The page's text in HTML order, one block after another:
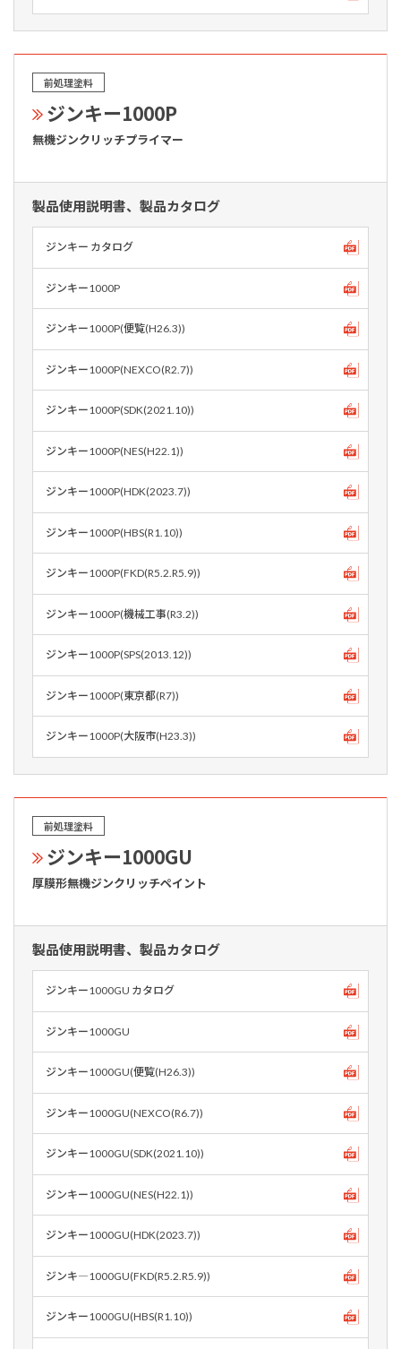
前処理塗料
ジンキー1000P
無機ジンクリッチプライマー
製品使用説明書、製品カタログ
ジンキー カタログ
ジンキー1000P
ジンキー1000P(便覧(H26.3))
ジンキー1000P(NEXCO(R2.7))
ジンキー1000P(SDK(2021.10))
ジンキー1000P(NES(H22.1))
ジンキー1000P(HDK(2023.7))
ジンキー1000P(HBS(R1.10))
ジンキー1000P(FKD(R5.2.R5.9))
ジンキー1000P(機械工事(R3.2))
ジンキー1000P(SPS(2013.12))
ジンキー1000P(東京都(R7))
ジンキー1000P(大阪市(H23.3))
前処理塗料
ジンキー1000GU
厚膜形無機ジンクリッチペイント
製品使用説明書、製品カタログ
ジンキー1000GU カタログ
ジンキー1000GU
ジンキー1000GU(便覧(H26.3))
ジンキー1000GU(NEXCO(R6.7))
ジンキー1000GU(SDK(2021.10))
ジンキー1000GU(NES(H22.1))
ジンキー1000GU(HDK(2023.7))
ジンキ―1000GU(FKD(R5.2.R5.9))
ジンキー1000GU(HBS(R1.10))